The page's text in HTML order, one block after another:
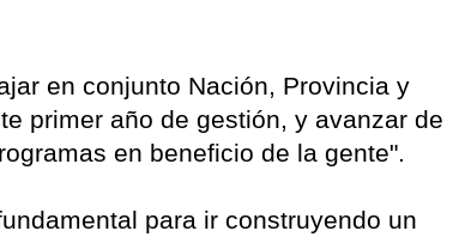
en conjunto Nación, Provincia y
primer año de gestión, y avanzar de
en beneficio de la gente".
para ir construyendo un